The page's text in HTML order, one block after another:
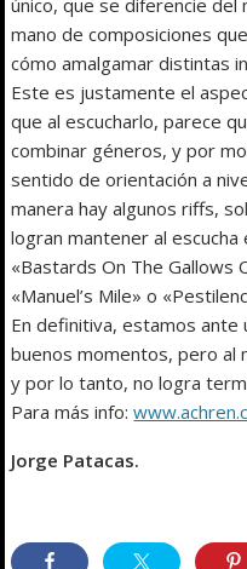
mano de composiciones
cómo amalgamar distintas
Este es justamente el
que al escucharlo, parece
combinar géneros, y por
sentido de orientación a
manera hay algunos riffs,
logran mantener al escucha
«Bastards On The Gallows
«Manuel’s Mile» o
En definitiva, estamos ante
buenos momentos, pero al
y por lo tanto, no logra
Para más info:
Jorge Patacas.